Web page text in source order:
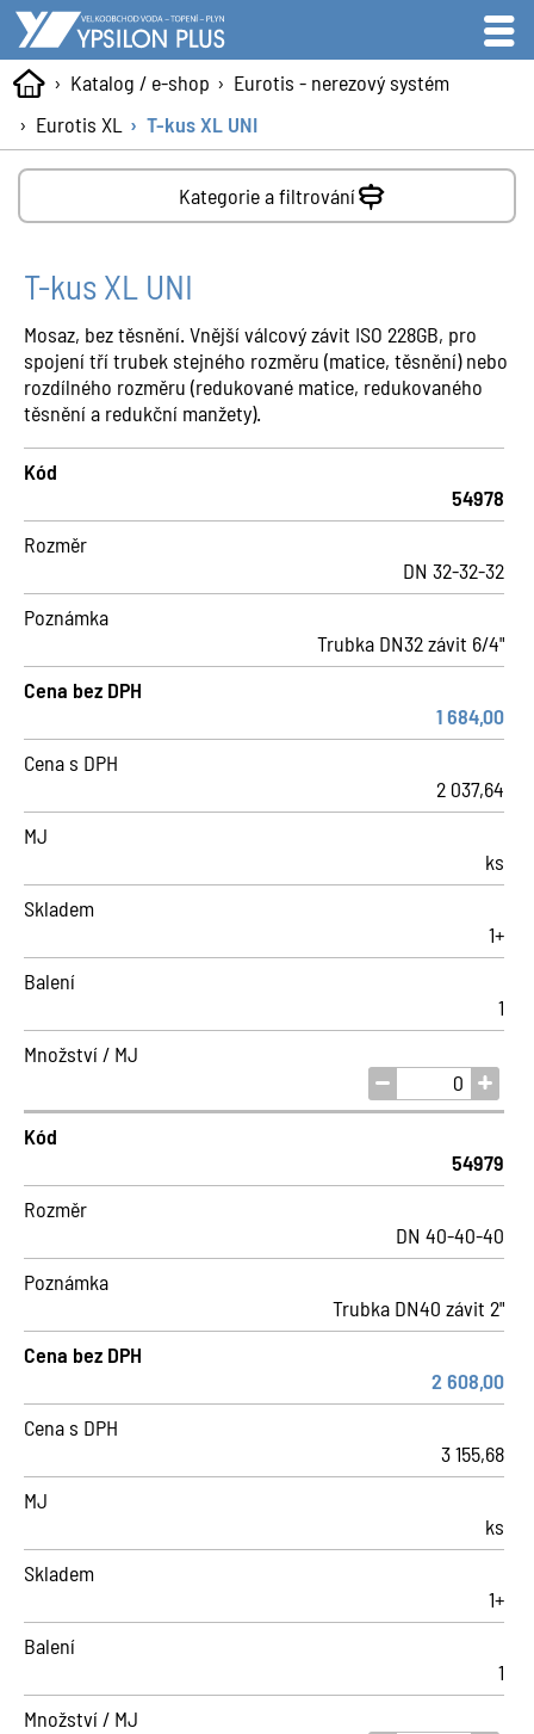
Katalog / e-shop
Eurotis - nerezový systém
Eurotis XL
T-kus XL UNI
Kategorie a filtrování
T-kus XL UNI
Mosaz, bez těsnění. Vnější válcový závit ISO 228GB, pro
spojení tří trubek stejného rozměru (matice, těsnění) nebo
rozdílného rozměru (redukované matice, redukovaného
těsnění a redukční manžety).
Kód
54978
Rozměr
DN 32-32-32
Poznámka
Trubka DN32 závit 6/4"
Cena bez DPH
1 684,00
Cena s DPH
2 037,64
MJ
ks
Skladem
1+
Balení
1
Množství / MJ
Kód
54979
Rozměr
DN 40-40-40
Poznámka
Trubka DN40 závit 2"
Cena bez DPH
2 608,00
Cena s DPH
3 155,68
MJ
ks
Skladem
1+
Balení
1
Množství / MJ